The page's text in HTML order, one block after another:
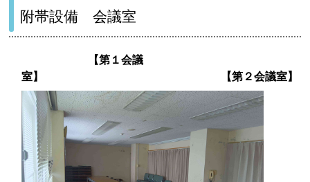
附帯設備 会議室
【第１会議
室】 【第２会議室】